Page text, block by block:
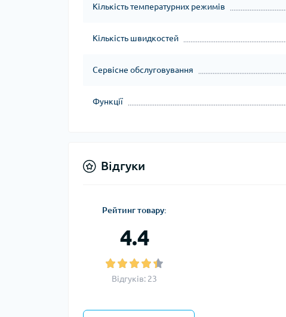
Кількість температурних режимів
Кількість швидкостей
Сервісне обслуговування
Функції
Відгуки
Рейтинг товару:
4.4
Відгуків: 23